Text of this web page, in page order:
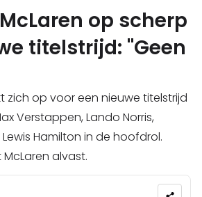
op scherp
titelstrijd: "Geen
zich op voor een nieuwe titelstrijd
Verstappen, Lando Norris,
Hamilton in de hoofdrol.
alvast.